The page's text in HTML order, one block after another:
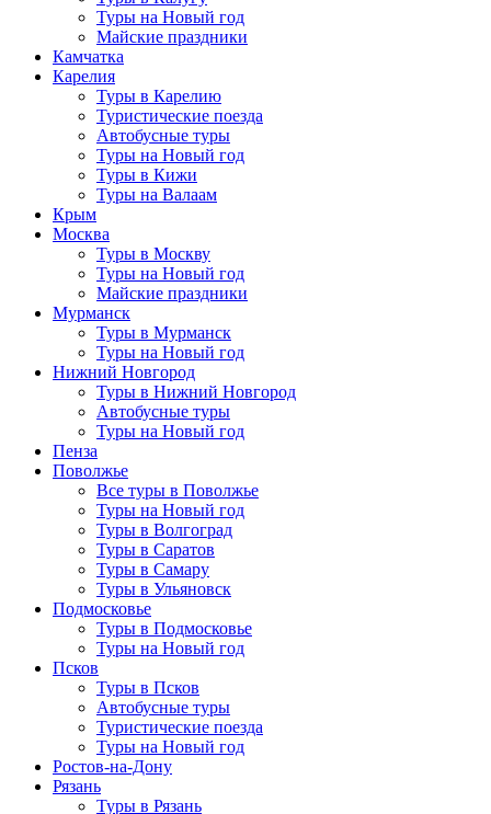
Туры на Новый год
Майские праздники
Камчатка
Карелия
Туры в Карелию
Туристические поезда
Автобусные туры
Туры на Новый год
Туры в Кижи
Туры на Валаам
Крым
Москва
Туры в Москву
Туры на Новый год
Майские праздники
Мурманск
Туры в Мурманск
Туры на Новый год
Нижний Новгород
Туры в Нижний Новгород
Автобусные туры
Туры на Новый год
Пенза
Поволжье
Все туры в Поволжье
Туры на Новый год
Туры в Волгоград
Туры в Саратов
Туры в Самару
Туры в Ульяновск
Подмосковье
Туры в Подмосковье
Туры на Новый год
Псков
Туры в Псков
Автобусные туры
Туристические поезда
Туры на Новый год
Ростов-на-Дону
Рязань
Туры в Рязань